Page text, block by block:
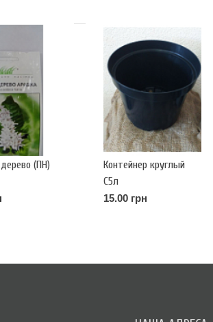
(ПН)
Контейнер круглый
С5л
15.00 грн